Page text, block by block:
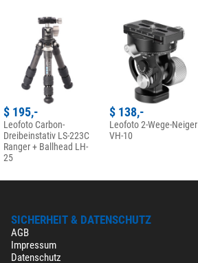
$ 195,-
Leofoto Carbon-
Dreibeinstativ LS-223C
Ranger + Ballhead LH-
25
$ 138,-
Leofoto 2-Wege-Neiger
VH-10
SICHERHEIT & DATENSCHUTZ
AGB
Impressum
Datenschutz